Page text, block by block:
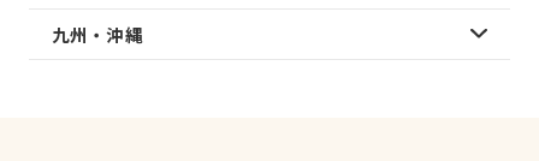
九州・沖縄